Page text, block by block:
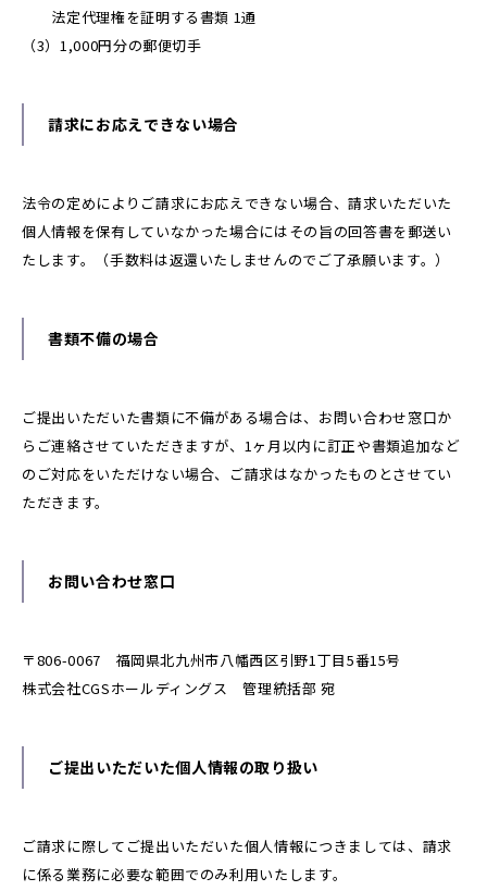
法定代理権を証明する書類 1通
（3）1,000円分の郵便切手
請求にお応えできない場合
法令の定めによりご請求にお応えできない場合、請求いただいた
個人情報を保有していなかった場合にはその旨の回答書を郵送い
たします。（手数料は返還いたしませんのでご了承願います。）
書類不備の場合
ご提出いただいた書類に不備がある場合は、お問い合わせ窓口か
らご連絡させていただきますが、1ヶ月以内に訂正や書類追加など
のご対応をいただけない場合、ご請求はなかったものとさせてい
ただきます。
お問い合わせ窓口
〒806-0067 福岡県北九州市八幡西区引野1丁目5番15号
株式会社CGSホールディングス 管理統括部 宛
ご提出いただいた個人情報の取り扱い
ご請求に際してご提出いただいた個人情報につきましては、請求
に係る業務に必要な範囲でのみ利用いたします。